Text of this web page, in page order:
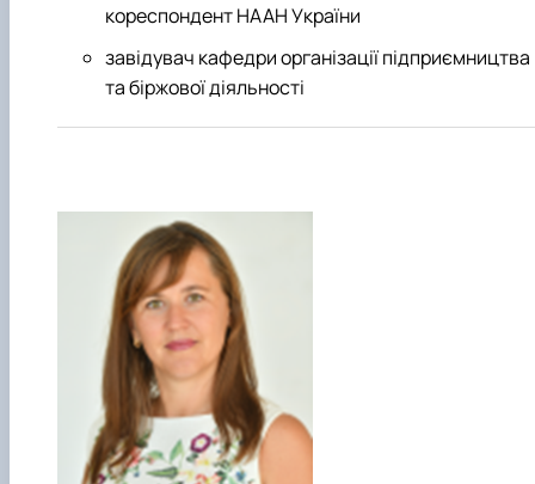
кореспондент НААН України
завідувач кафедри організації підприємництва
та біржової діяльності